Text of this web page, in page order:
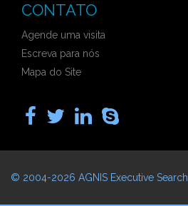
CONTATO
Agende uma visita
Escreva para nós
Mapa do Site
© 2004-2026 AGNIS Executive Search